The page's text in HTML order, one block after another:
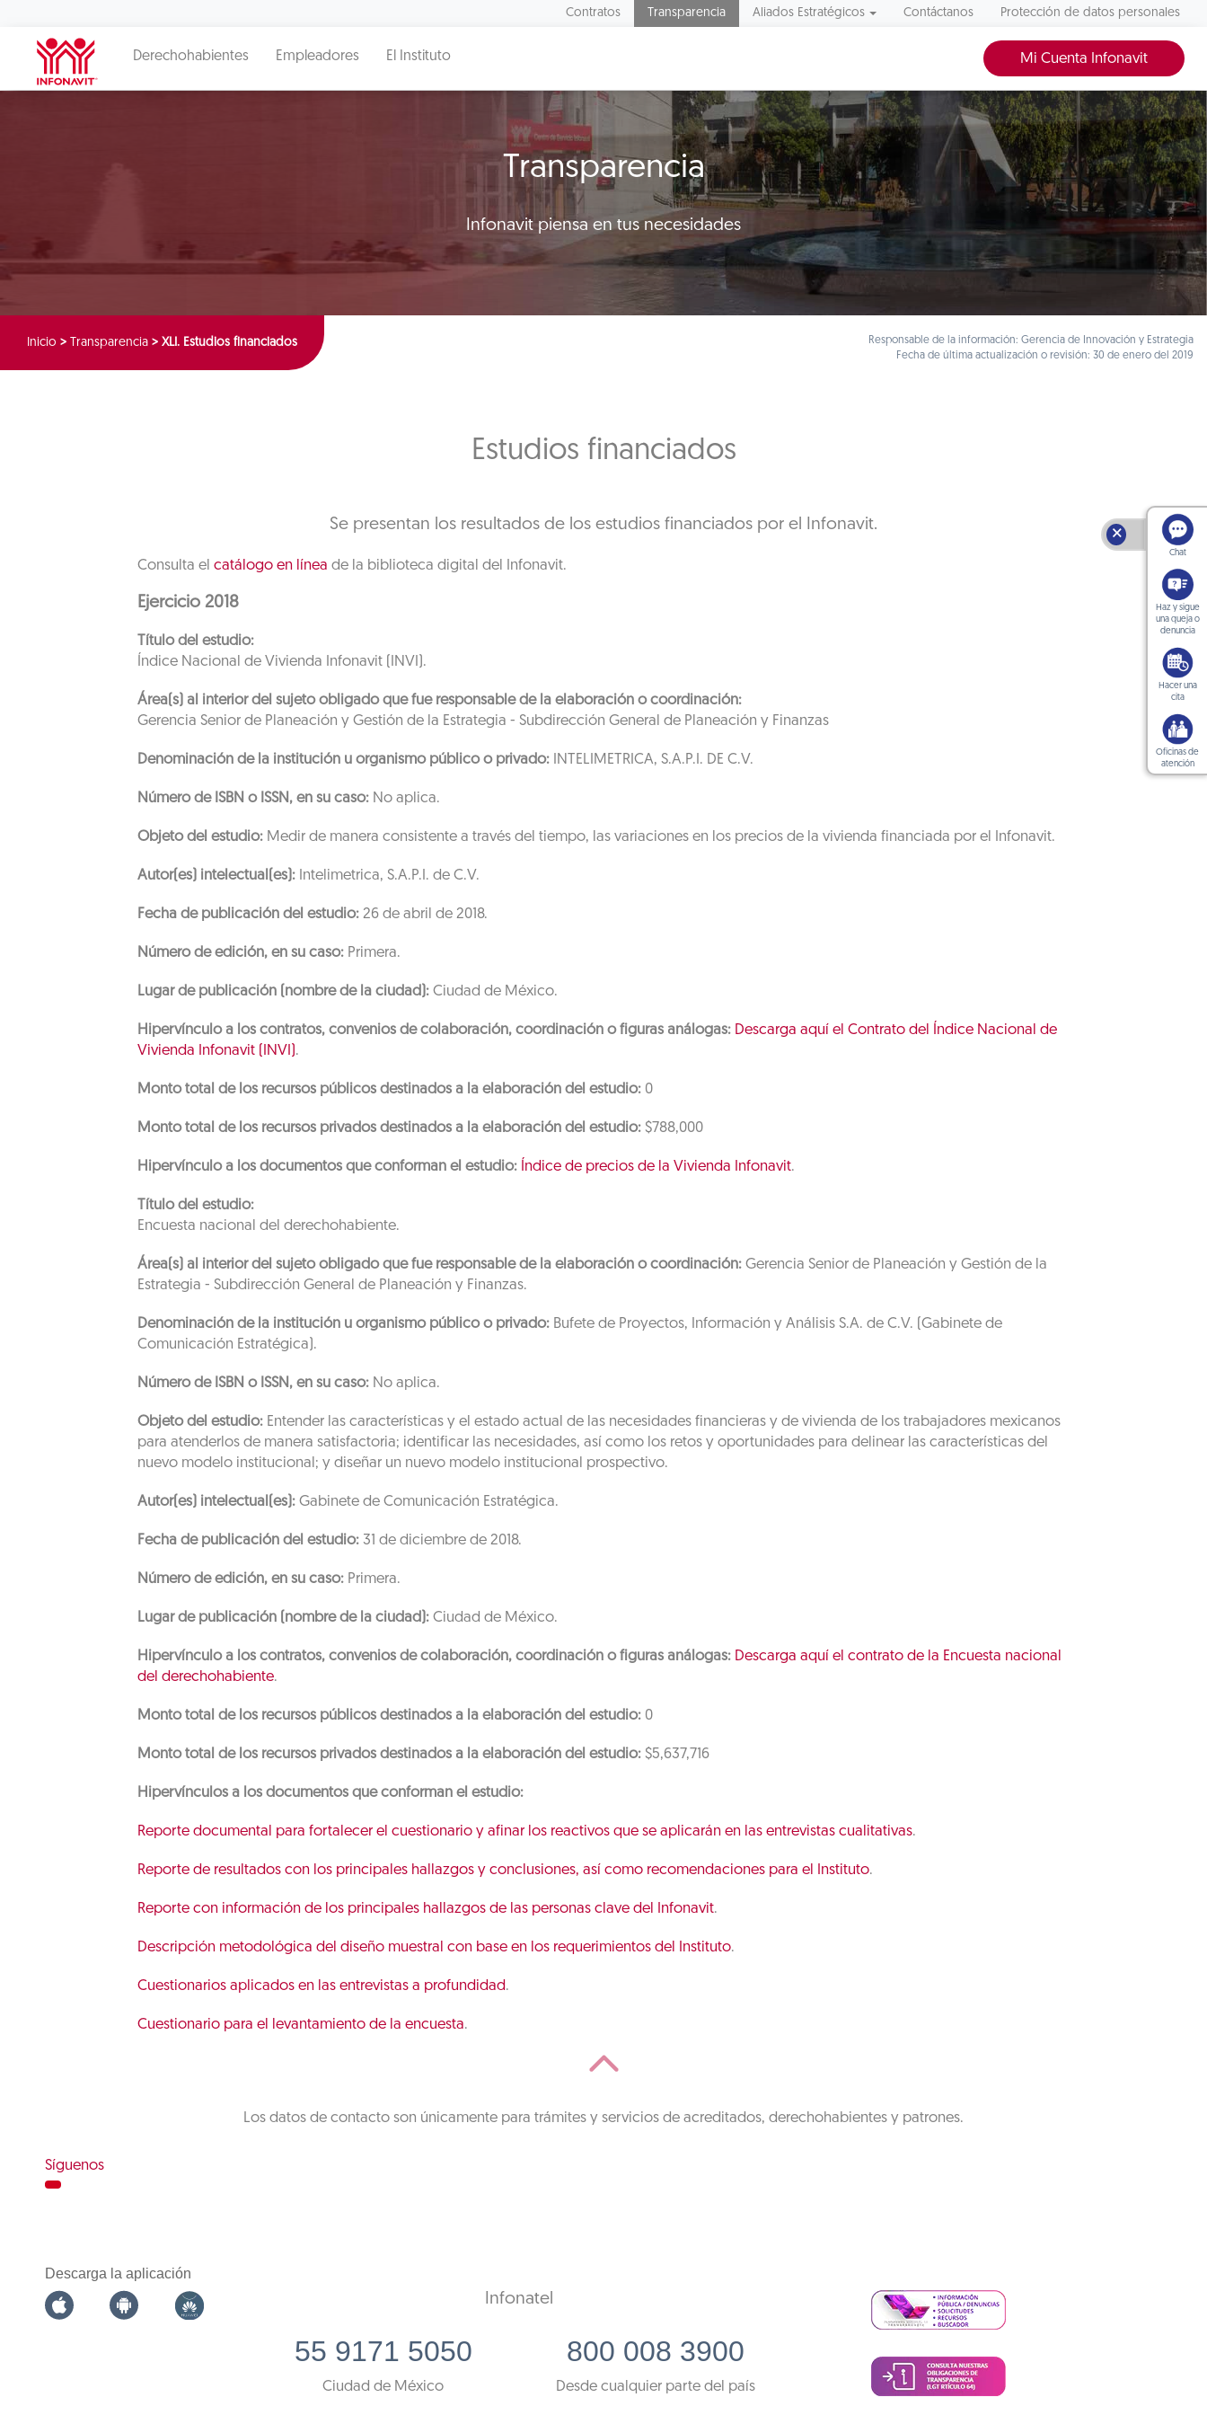
Contratos Transparencia Aliados Estratégicos Contáctanos Protección de datos personales
Derechohabientes Empleadores El Instituto Mi Cuenta Infonavit
Transparencia
Infonavit piensa en tus necesidades
Inicio > Transparencia > XLI. Estudios financiados
Responsable de la información: Gerencia de Innovación y Estrategia
Fecha de última actualización o revisión: 30 de enero del 2019
Estudios financiados
Se presentan los resultados de los estudios financiados por el Infonavit.
Consulta el catálogo en línea de la biblioteca digital del Infonavit.
Ejercicio 2018
Título del estudio:
Índice Nacional de Vivienda Infonavit (INVI).
Área(s) al interior del sujeto obligado que fue responsable de la elaboración o coordinación:
Gerencia Senior de Planeación y Gestión de la Estrategia - Subdirección General de Planeación y Finanzas
Denominación de la institución u organismo público o privado:INTELIMETRICA, S.A.P.I. DE C.V.
Número de ISBN o ISSN, en su caso:No aplica.
Objeto del estudio:Medir de manera consistente a través del tiempo, las variaciones en los precios de la vivienda financiada por el Infonavit.
Autor(es) intelectual(es):Intelimetrica, S.A.P.I. de C.V.
Fecha de publicación del estudio:26 de abril de 2018.
Número de edición, en su caso:Primera.
Lugar de publicación (nombre de la ciudad):Ciudad de México.
Hipervínculo a los contratos, convenios de colaboración, coordinación o figuras análogas: Descarga aquí el Contrato del Índice Nacional de
Vivienda Infonavit (INVI) .
Monto total de los recursos públicos destinados a la elaboración del estudio:0
Monto total de los recursos privados destinados a la elaboración del estudio:$788,000
Hipervínculo a los documentos que conforman el estudio: Índice de precios de la Vivienda Infonavit.
Título del estudio:
Encuesta nacional del derechohabiente.
Área(s) al interior del sujeto obligado que fue responsable de la elaboración o coordinación:Gerencia Senior de Planeación y Gestión de la
Estrategia - Subdirección General de Planeación y Finanzas.
Denominación de la institución u organismo público o privado:Bufete de Proyectos, Información y Análisis S.A. de C.V. (Gabinete de
Comunicación Estratégica).
Número de ISBN o ISSN, en su caso:No aplica.
Objeto del estudio:Entender las características y el estado actual de las necesidades financieras y de vivienda de los trabajadores mexicanos
para atenderlos de manera satisfactoria; identificar las necesidades, así como los retos y oportunidades para delinear las características del
nuevo modelo institucional; y diseñar un nuevo modelo institucional prospectivo.
Autor(es) intelectual(es):Gabinete de Comunicación Estratégica.
Fecha de publicación del estudio:31 de diciembre de 2018.
Número de edición, en su caso:Primera.
Lugar de publicación (nombre de la ciudad):Ciudad de México.
Hipervínculo a los contratos, convenios de colaboración, coordinación o figuras análogas: Descarga aquí el contrato de la Encuesta nacional
del derechohabiente.
Monto total de los recursos públicos destinados a la elaboración del estudio:0
Monto total de los recursos privados destinados a la elaboración del estudio:$5,637,716
Hipervínculos a los documentos que conforman el estudio:
Reporte documental para fortalecer el cuestionario y afinar los reactivos que se aplicarán en las entrevistas cualitativas.
Reporte de resultados con los principales hallazgos y conclusiones, así como recomendaciones para el Instituto.
Reporte con información de los principales hallazgos de las personas clave del Infonavit.
Descripción metodológica del diseño muestral con base en los requerimientos del Instituto.
Cuestionarios aplicados en las entrevistas a profundidad.
Cuestionario para el levantamiento de la encuesta.
Los datos de contacto son únicamente para trámites y servicios de acreditados, derechohabientes y patrones.
Síguenos
Descarga la aplicación
Infonatel
55 9171 5050
Ciudad de México
800 008 3900
Desde cualquier parte del país
🗙
Chat
Haz y sigue
una queja o
denuncia
Hacer una
cita
Oficinas de
atención